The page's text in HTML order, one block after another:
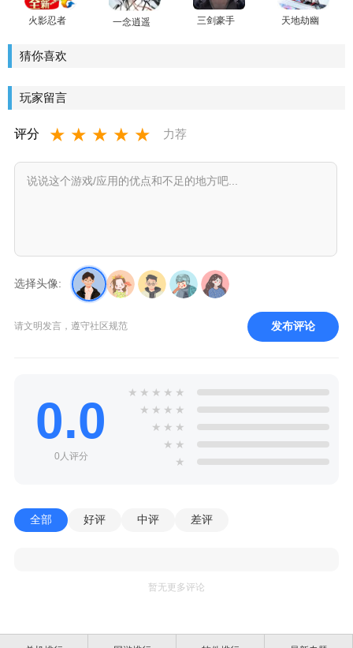
火影忍者
代手游
一念逍遥
三剑豪手
天地劫幽
猜你喜欢
玩家留言
评分 ★ ★ ★ ★ ★ 力荐
选择头像:
请文明发言，遵守社区规范 发布评论
0.0
0人评分
★ ★ ★ ★ ★
★ ★ ★ ★
★ ★ ★
★ ★
★
全部 好评 中评 差评
暂无更多评论